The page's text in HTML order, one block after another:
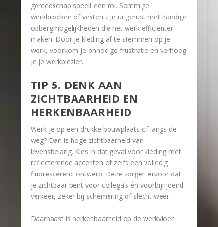
gereedschap speelt een rol. Sommige
werkbroeken of vesten zijn uitgerust met handige
opbergmogelijkheden die het werk efficiënter
maken. Door je kleding af te stemmen op je
werk, voorkom je onnodige frustratie en verhoog
je je werkplezier.
TIP 5. DENK AAN
ZICHTBAARHEID EN
HERKENBAARHEID
Werk je op een drukke bouwplaats of langs de
weg? Dan is hoge zichtbaarheid van
levensbelang. Kies in dat geval voor kleding met
reflecterende accenten of zelfs een volledig
fluorescerend ontwerp. Deze zorgen ervoor dat
je zichtbaar bent voor collega’s én voorbijrijdend
verkeer, zeker bij schemering of slecht weer.
Daarnaast is herkenbaarheid op de werkvloer